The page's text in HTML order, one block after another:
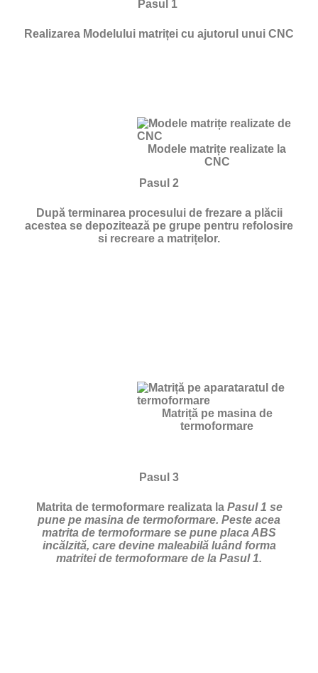
Pasul 1
Realizarea Modelului matriței cu ajutorul unui CNC
Modele matrițe realizate la
CNC
Pasul 2
După terminarea procesului de frezare a plăcii
acestea se depozitează pe grupe pentru refolosire
si recreare a matrițelor.
Matriță pe masina de
termoformare
Pasul 3
Matrita de termoformare realizata la Pasul 1 se
pune pe masina de termoformare. Peste acea
matrita de termoformare se pune placa ABS
incălzită, care devine maleabilă luând forma
matritei de termoformare de la Pasul 1.